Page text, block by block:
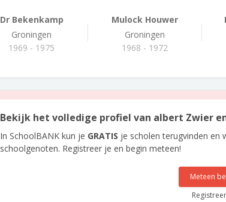
Dr Bekenkamp
Groningen
1969 - 1975
Mulock Houwer
Groningen
1968 - 1972
Bekijk het volledige profiel van albert Zwier
In SchoolBANK kun je GRATIS je scholen terugvinden en
schoolgenoten. Registreer je en begin meteen!
Meteen